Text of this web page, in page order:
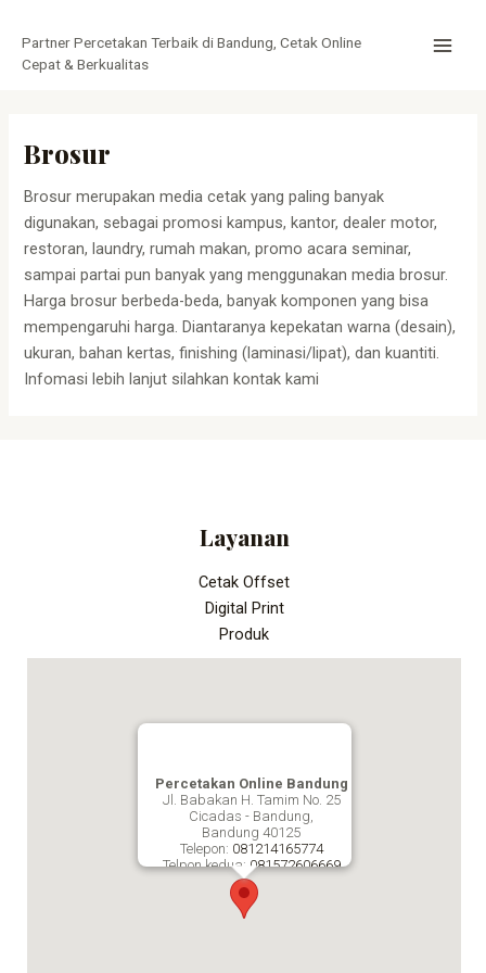
konten
Partner Percetakan Terbaik di Bandung, Cetak Online
Cepat & Berkualitas
Brosur
Brosur merupakan media cetak yang paling banyak
digunakan, sebagai promosi kampus, kantor, dealer motor,
restoran, laundry, rumah makan, promo acara seminar,
sampai partai pun banyak yang menggunakan media brosur.
Harga brosur berbeda-beda, banyak komponen yang bisa
mempengaruhi harga. Diantaranya kepekatan warna (desain),
ukuran, bahan kertas, finishing (laminasi/lipat), dan kuantiti.
Infomasi lebih lanjut silahkan kontak kami
Layanan
Cetak Offset
Digital Print
Produk
Percetakan Online Bandung
Jl. Babakan H. Tamim No. 25
Cicadas - Bandung,
Bandung 40125
Telepon: 081214165774
Telpon kedua: 081572606669
Percetakan Online Bandung